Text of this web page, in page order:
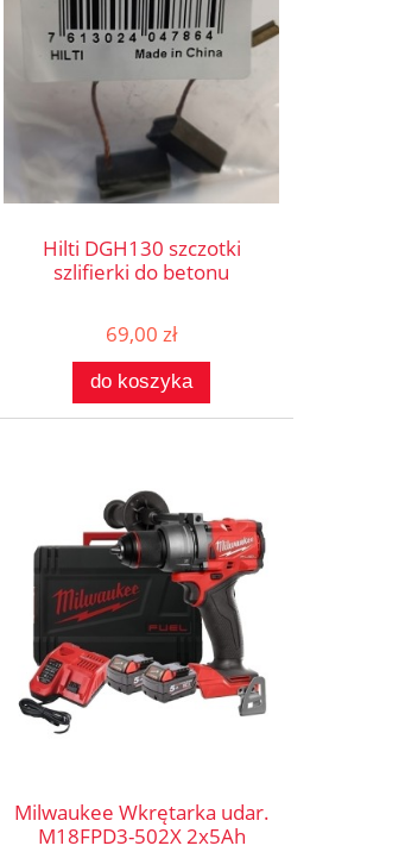
Hilti DGH130 szczotki
szlifierki do betonu
69,00 zł
do koszyka
Milwaukee Wkrętarka udar.
M18FPD3-502X 2x5Ah